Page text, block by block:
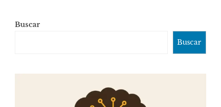
Buscar
Buscar